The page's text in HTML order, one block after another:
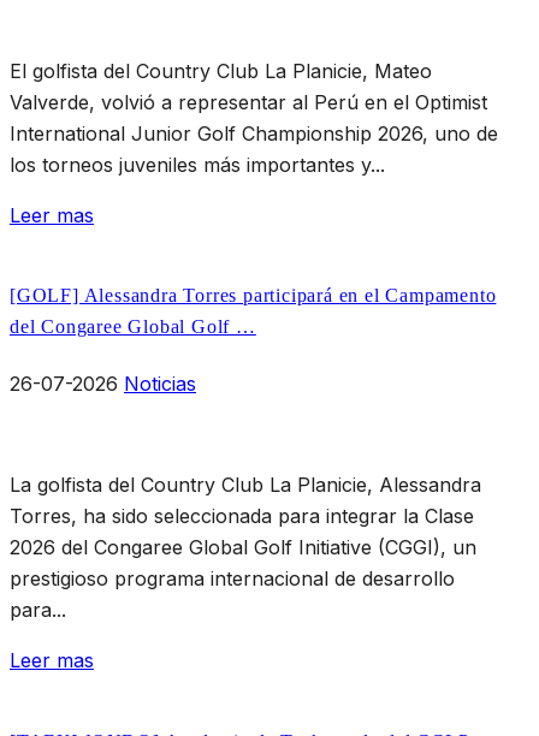
El golfista del Country Club La Planicie, Mateo
Valverde, volvió a representar al Perú en el Optimist
International Junior Golf Championship 2026, uno de
los torneos juveniles más importantes y...
Leer mas
[GOLF] Alessandra Torres participará en el Campamento
del Congaree Global Golf …
26-07-2026 Noticias
La golfista del Country Club La Planicie, Alessandra
Torres, ha sido seleccionada para integrar la Clase
2026 del Congaree Global Golf Initiative (CGGI), un
prestigioso programa internacional de desarrollo
para...
Leer mas